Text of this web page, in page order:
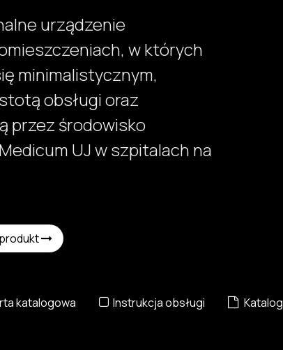
Instrukcja obsługi
katalogowa
urządzenie
w których
minimalistycznym,
obsługi oraz
przez środowisko
UJ w szpitalach na
Katalog